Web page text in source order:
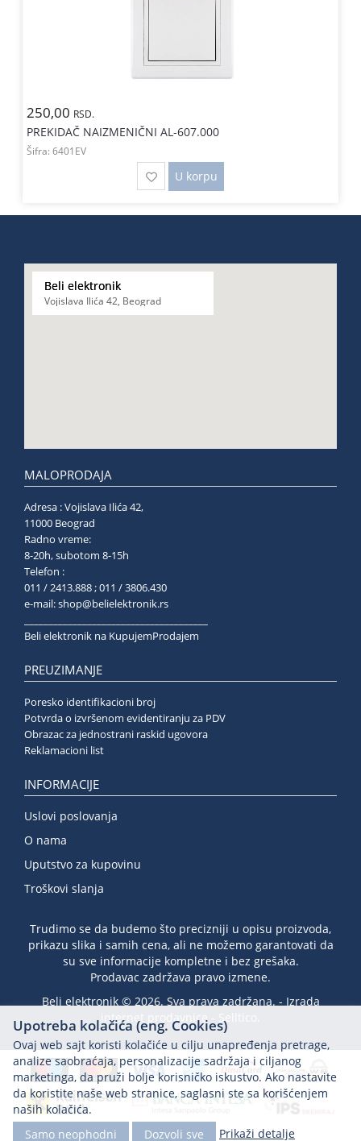
250,00 RSD.
PREKIDAČ NAIZMENIČNI AL-607.000
Šifra: 6401EV
U korpu
Beli elektronik
Vojislava Ilića 42, Beograd
MALOPRODAJA
Adresa : Vojislava Ilića 42,
11000 Beograd
Radno vreme:
8-20h, subotom 8-15h
Telefon :
011 / 2413.888 ; 011 / 3806.430
e-mail:shop@belielektronik.rs
Beli elektronik na KupujemProdajem
PREUZIMANJE
Poresko identifikacioni broj
Potvrda o izvršenom evidentiranju za PDV
Obrazac za jednostrani raskid ugovora
Reklamacioni list
INFORMACIJE
Uslovi poslovanja
O nama
Uputstvo za kupovinu
Troškovi slanja
Trudimo se da budemo što precizniji u opisu proizvoda,
prikazu slika i samih cena, ali ne možemo garantovati da
su sve informacije kompletne i bez grešaka.
Prodavac zadržava pravo izmene.
Beli elektronik © 2026. Sva prava zadržana. - Izrada
internet prodavnice
Selltico.
Upotreba kolačića (eng. Cookies)
Ovaj web sajt koristi kolačiće u cilju unapređenja pretrage,
analize saobraćaja, personalizacije sadržaja i ciljanog
marketinga, da pruži bolje korisničko iskustvo. Ako nastavite
da koristite naše web stranice, saglasni ste sa korišćenjem
naših kolačića.
Samo neophodni
Dozvoli sve Prikaži detalje